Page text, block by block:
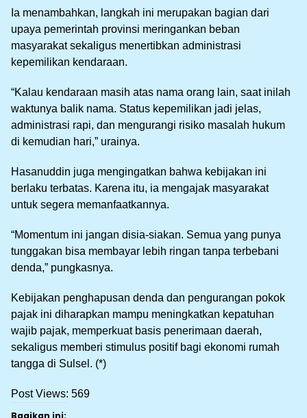
Ia menambahkan, langkah ini merupakan bagian dari
upaya pemerintah provinsi meringankan beban
masyarakat sekaligus menertibkan administrasi
kepemilikan kendaraan.
“Kalau kendaraan masih atas nama orang lain, saat inilah
waktunya balik nama. Status kepemilikan jadi jelas,
administrasi rapi, dan mengurangi risiko masalah hukum
di kemudian hari,” urainya.
Hasanuddin juga mengingatkan bahwa kebijakan ini
berlaku terbatas. Karena itu, ia mengajak masyarakat
untuk segera memanfaatkannya.
“Momentum ini jangan disia-siakan. Semua yang punya
tunggakan bisa membayar lebih ringan tanpa terbebani
denda,” pungkasnya.
Kebijakan penghapusan denda dan pengurangan pokok
pajak ini diharapkan mampu meningkatkan kepatuhan
wajib pajak, memperkuat basis penerimaan daerah,
sekaligus memberi stimulus positif bagi ekonomi rumah
tangga di Sulsel. (*)
Post Views: 569